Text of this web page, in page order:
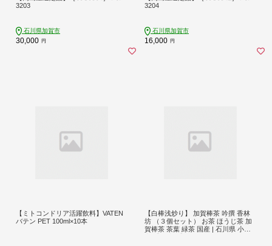
3203
石川県加賀市
30,000 円
3204
石川県加賀市
16,000 円
【ミトコンドリア活躍飲料】VATEN
バテン PET 100ml×10本
【白棒浅炒り】 加賀棒茶 吟撰 香林
坊 （３個セット） お茶 ほうじ茶 加
賀棒茶 茶葉 緑茶 国産 | 石川県 小松